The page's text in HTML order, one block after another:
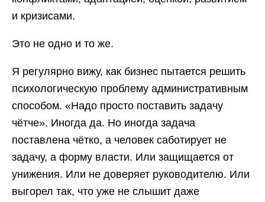
и кризисами.
Это не одно и то же.
Я регулярно вижу, как бизнес пытается решить
психологическую проблему административным
способом. «Надо просто поставить задачу
чётче». Иногда да. Но иногда задача
поставлена чётко, а человек саботирует не
задачу, а форму власти. Или защищается от
унижения. Или не доверяет руководителю. Или
выгорел так, что уже не слышит даже